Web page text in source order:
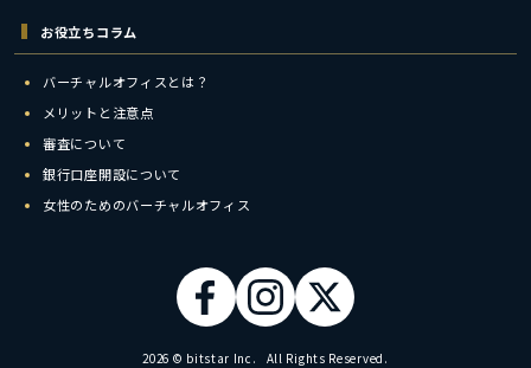
お役立ちコラム
バーチャルオフィスとは？
メリットと注意点
審査について
銀行口座開設について
女性のためのバーチャルオフィス
2026 © bitstar Inc. All Rights Reserved.